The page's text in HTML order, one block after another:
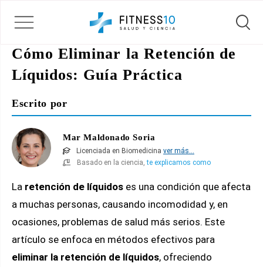
La retención de líquidos es una condición que afecta
a muchas personas, causando incomodidad y, en
ocasiones, problemas de salud más serios. Este
artículo se enfoca en métodos efectivos para
eliminar la retención de líquidos, ofreciendo
Cómo Eliminar la Retención de
Líquidos: Guía Práctica
Escrito por
Mar Maldonado Soria
Licenciada en Biomedicina ver más...
Basado en la ciencia,te explicamos como